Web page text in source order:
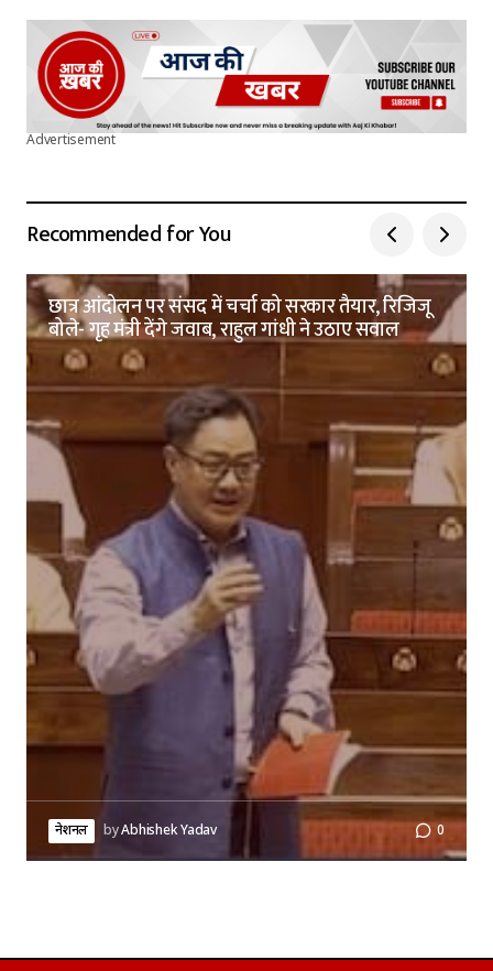
Advertisement
Recommended for You
छात्र आंदोलन पर संसद में चर्चा को सरकार तैयार, रिजिजू
बोले- गृह मंत्री देंगे जवाब, राहुल गांधी ने उठाए सवाल
नेशनल byAbhishek Yadav 0